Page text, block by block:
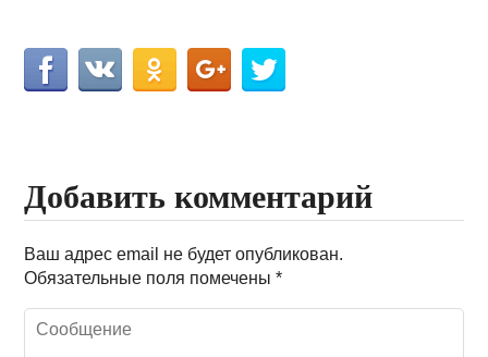
Добавить комментарий
Ваш адрес email не будет опубликован.
Обязательные поля помечены*